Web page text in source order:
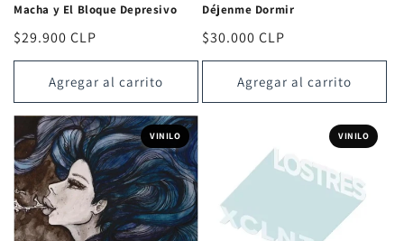
Macha y El Bloque Depresivo
Precio
habitual
$29.900 CLP
Agregar al carrito
Déjenme Dormir
Precio
habitual
$30.000 CLP
Agregar al carrito
VINILO VINILO